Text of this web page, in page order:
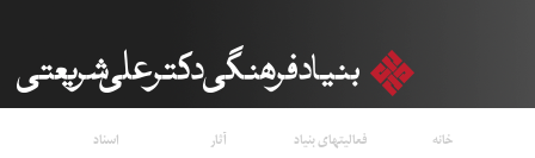
خانه فعالیتهای بنیاد آثار
اسناد